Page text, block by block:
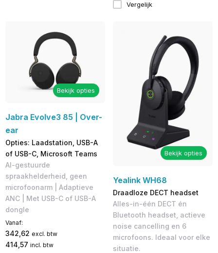
Vergelijk
Bekijk opties
Jabra Evolve3 85 | Over-
ear
Opties: Laadstation, USB-A
of USB-C, Microsoft Teams
AI-gestuurde
spraakhelderheid, geen
microfoonarm | Adaptieve
ANC | Met USB-C of USB-A
dongle
Vanaf:
342,62 excl. btw
414,57 incl. btw
Bekijk opties
Yealink WH68
Draadloze DECT headset
Alles-in-één DECT én
Bluetooth headset, actieve
noise cancelling en 6
microfoons. Ideaal voor elke
situatie.